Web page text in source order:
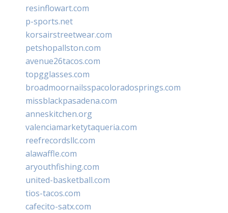
resinflowart.com
p-sports.net
korsairstreetwear.com
petshopallston.com
avenue26tacos.com
topgglasses.com
broadmoornailsspacoloradosprings.com
missblackpasadena.com
anneskitchen.org
valenciamarketytaqueria.com
reefrecordsllc.com
alawaffle.com
aryouthfishing.com
united-basketball.com
tios-tacos.com
cafecito-satx.com